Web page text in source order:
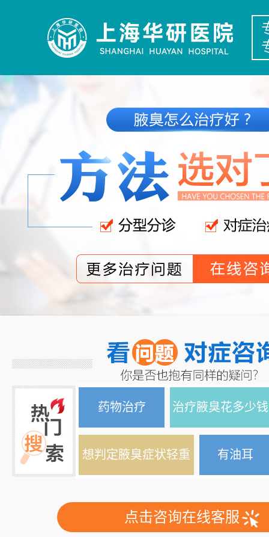
药物治疗 治疗腋臭花多少钱
想判定腋臭症状轻重 有油耳
点击咨询在线客服